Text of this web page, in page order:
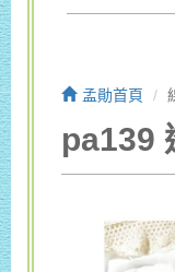
孟勛首頁
pa139